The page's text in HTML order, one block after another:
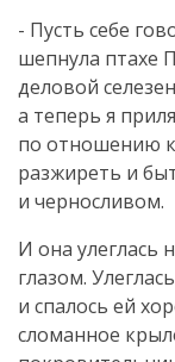
- Пусть себе
шепнула птахе
деловой
а теперь я
по отношению к
разжиреть и
и черносливом.
И она улеглась
глазом.
и спалось ей
сломанное